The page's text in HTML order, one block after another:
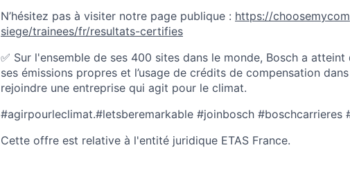
N’hésitez pas à visiter notre page publique : https://
siege/trainees/fr/resultats-certifies
✅ Sur l'ensemble de ses 400 sites dans le monde, Bosch a
ses émissions propres et l’usage de crédits de compensation
rejoindre une entreprise qui agit pour le climat.
#agirpourleclimat.#letsberemarkable #joinbosch #boschcarrieres
Cette offre est relative à l'entité juridique ETAS France.